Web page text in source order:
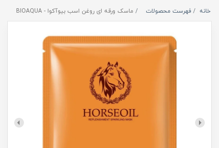
خانه فهرست محصولات ماسک ورقه ای روغن اسب بیوآکوا - BIOAQUA